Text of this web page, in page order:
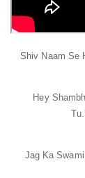
Shiv Naam Se
Hey
Tu.
Jag Ka Swami